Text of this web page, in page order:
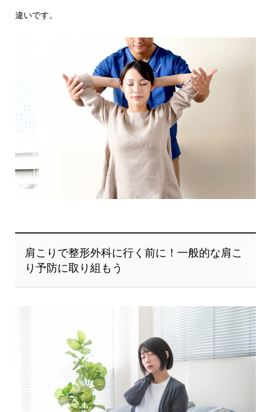
違いです。
肩こりで整形外科に行く前に！一般的な肩こ
り予防に取り組もう